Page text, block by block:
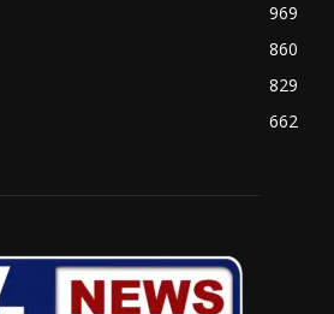
969
860
829
662